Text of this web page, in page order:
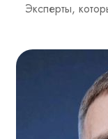
Эксперты,